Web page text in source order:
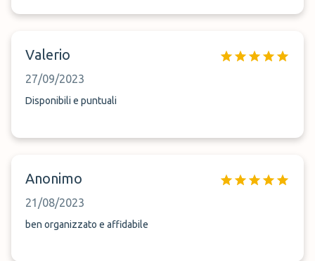
Valerio
27/09/2023
Disponibili e puntuali
Anonimo
21/08/2023
ben organizzato e affidabile